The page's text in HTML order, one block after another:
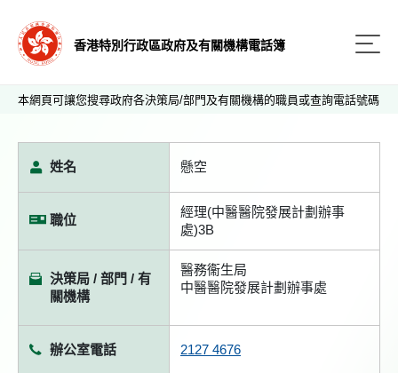
香港特別行政區政府及有關機構電話簿
本網頁可讓您搜尋政府各決策局/部門及有關機構的職員或查詢電話號碼
姓名 懸空
職位
經理(中醫醫院發展計劃辦事
處)3B
決策局 / 部門 / 有
關機構
醫務衞生局
中醫醫院發展計劃辦事處
辦公室電話 2127 4676